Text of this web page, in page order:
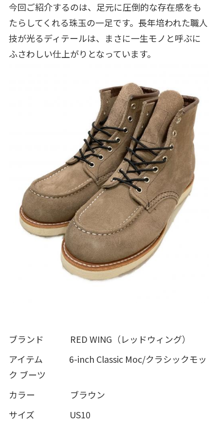
今回ご紹介するのは、足元に圧倒的な存在感をも
たらしてくれる珠玉の一足です。長年培われた職人
技が光るディテールは、まさに一生モノと呼ぶに
ふさわしい仕上がりとなっています。
ブランド RED WING（レッドウィング）
アイテム 6-inch Classic Moc/クラシックモッ
ク ブーツ
カラー ブラウン
サイズ US10